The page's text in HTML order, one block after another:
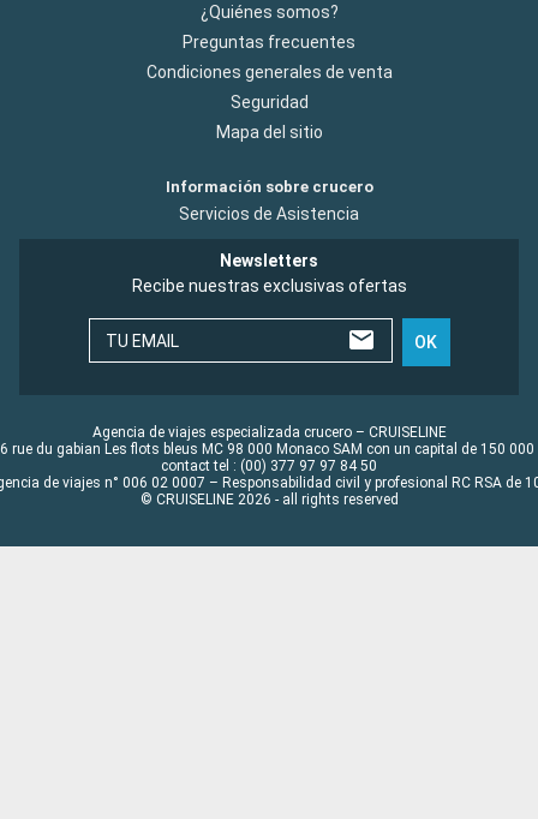
¿Quiénes somos?
Preguntas frecuentes
Condiciones generales de venta
Seguridad
Mapa del sitio
Información sobre crucero
Servicios de Asistencia
Newsletters
Recibe nuestras exclusivas ofertas
TU EMAIL OK
Agencia de viajes especializada crucero – CRUISELINE
rue du gabian Les flots bleus MC 98 000 Monaco SAM con un capital de 150 000
contact tel : (00) 377 97 97 84 50
de viajes n° 006 02 0007 – Responsabilidad civil y profesional RC RSA de
© CRUISELINE 2026 - all rights reserved